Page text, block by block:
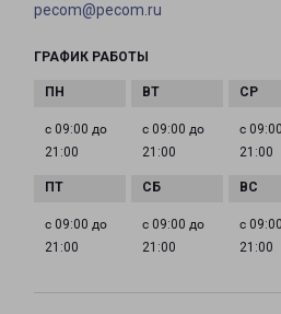
pecom@pecom.ru
ГРАФИК РАБОТЫ
с 09:00 до
21:00
с 09:00 до
21:00
с
21:00
с 09:00 до
21:00
с 09:00 до
21:00
с
21:00